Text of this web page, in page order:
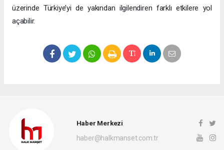
üzerinde Türkiye’yi de yakından ilgilendiren farklı etkilere yol
açabilir.
Haber Merkezi
haber@halkmanset.com.tr